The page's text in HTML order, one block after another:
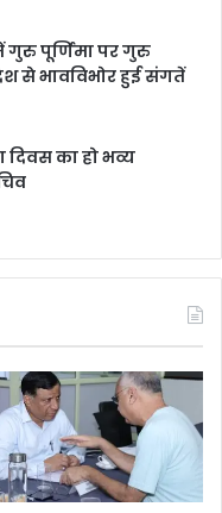
गुरु पूर्णिमा पर गुरु
से भावविभोर हुई संगतें
दिवस का हो भव्य